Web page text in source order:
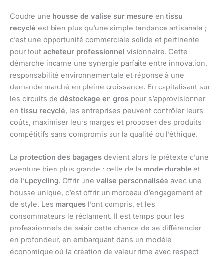
Coudre une housse de valise sur mesure en tissu
recyclé est bien plus qu’une simple tendance artisanale ;
c’est une opportunité commerciale solide et pertinente
pour tout acheteur professionnel visionnaire. Cette
démarche incarne une synergie parfaite entre innovation,
responsabilité environnementale et réponse à une
demande marché en pleine croissance. En capitalisant sur
les circuits de déstockage en gros pour s’approvisionner
en tissu recyclé, les entreprises peuvent contrôler leurs
coûts, maximiser leurs marges et proposer des produits
compétitifs sans compromis sur la qualité ou l’éthique.
La protection des bagages devient alors le prétexte d’une
aventure bien plus grande : celle de la mode durable et
de l’upcycling. Offrir une valise personnalisée avec une
housse unique, c’est offrir un morceau d’engagement et
de style. Les marques l’ont compris, et les
consommateurs le réclament. Il est temps pour les
professionnels de saisir cette chance de se différencier
en profondeur, en embarquant dans un modèle
économique où la création de valeur rime avec respect